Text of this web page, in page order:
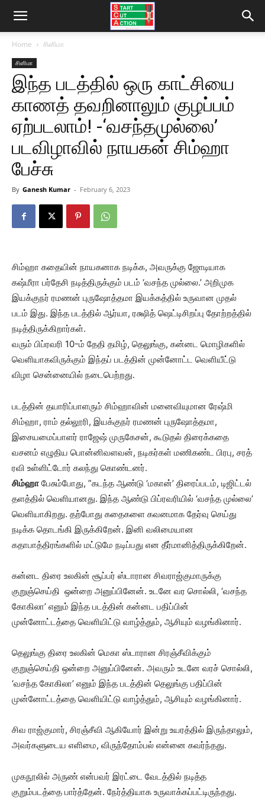
Home சினிமா
சினிமா
இந்த படத்தில் ஒரு காட்சியை
காணத் தவறினாலும் குழப்பம்
ஏற்படலாம்! -‘வசந்தமுல்லை’
படவிழாவில் நாயகன் சிம்ஹா
பேச்சு
By Ganesh Kumar - February 6, 2023
சிம்ஹா கதையின் நாயகனாக நடிக்க, அவருக்கு ஜோடியாக
கஷ்மீரா பர்தேசி நடித்திருக்கும் படம் ‘வசந்த முல்லை.’ அறிமுக
இயக்குநர் ரமணன் புருஷோத்தமா இயக்கத்தில் உருவான முதல்
படம் இது. இந்த படத்தில் ஆர்யா, ரக்ஷித் ஷெட்டிசிறப்பு தோற்றத்தில்
நடித்திருக்கிறார்கள்.
வரும் பிப்ரவரி 10-ம் தேதி தமிழ், தெலுங்கு, கன்னட மொழிகளில்
வெளியாகவிருக்கும் இந்தப் படத்தின் முன்னோட்ட வெளியீட்டு
விழா சென்னையில் நடைபெற்றது.
படத்தின் தயாரிப்பாளரும் சிம்ஹாவின் மனைவியுமான ரேஷ்மி
சிம்ஹா, ராம் தல்லூரி, இயக்குநர் ரமணன் புருஷோத்தமா,
இசையமைப்பாளர் ராஜேஷ் முருகேசன், கூடுதல் திரைக்கதை
வசனம் எழுதிய பொன்னிவளவன், நடிகர்கள் மணிகண்ட பிரபு, சரத்
ரவி உள்ளிட்டோர் கலந்து கொண்டனர்.
சிம்ஹா பேசும்போது, ”கடந்த ஆண்டு ‘மகான்’ திரைப்படம், டிஜிட்டல்
தளத்தில் வெளியானது. இந்த ஆண்டு பிப்ரவரியில் ‘வசந்த முல்லை’
வெளியாகிறது. தற்போது கதைகளை கவனமாக தேர்வு செய்து
நடிக்க தொடங்கி இருக்கிறேன். இனி வலிமையான
கதாபாத்திரங்களில் மட்டுமே நடிப்பது என தீர்மானித்திருக்கிறேன்.
கன்னட திரை உலகின் சூப்பர் ஸ்டாரான சிவராஜ்குமாருக்கு
குறுஞ்செய்தி ஒன்றை அனுப்பினேன். உடனே வர சொல்லி, ‘வசந்த
கோகிலா’ எனும் இந்த படத்தின் கன்னட பதிப்பின்
முன்னோட்டத்தை வெளியிட்டு வாழ்த்தும், ஆசியும் வழங்கினார்.
தெலுங்கு திரை உலகின் மெகா ஸ்டாரான சிரஞ்சீவிக்கும்
குறுஞ்செய்தி ஒன்றை அனுப்பினேன். அவரும் உடனே வரச் சொல்லி,
‘வசந்த கோகிலா’ எனும் இந்த படத்தின் தெலுங்கு பதிப்பின்
முன்னோட்டத்தை வெளியிட்டு வாழ்த்தும், ஆசியும் வழங்கினார்.
சிவ ராஜ்குமார், சிரஞ்சீவி ஆகியோர் இன்று உயரத்தில் இருந்தாலும்,
அவர்களுடைய எளிமை, விருந்தோம்பல் என்னை கவர்ந்தது.
முகநூலில் அருண் என்பவர் இரட்டை வேடத்தில் நடித்த
குறும்படத்தை பார்த்தேன். நேர்த்தியாக உருவாக்கப்பட்டிருந்தது.